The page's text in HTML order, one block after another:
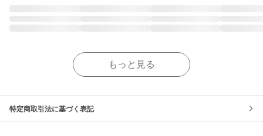
もっと見る
特定商取引法に基づく表記